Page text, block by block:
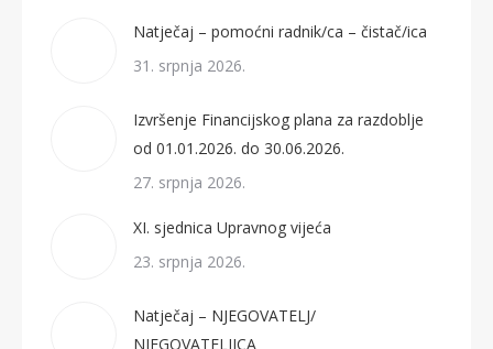
Natječaj – pomoćni radnik/ca – čistač/ica
31. srpnja 2026.
Izvršenje Financijskog plana za razdoblje
od 01.01.2026. do 30.06.2026.
27. srpnja 2026.
XI. sjednica Upravnog vijeća
23. srpnja 2026.
Natječaj – NJEGOVATELJ/
NJEGOVATELJICA